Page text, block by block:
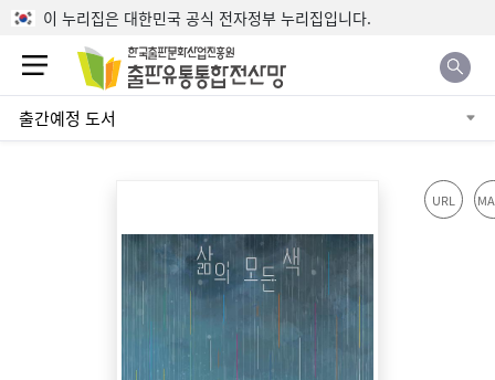
본문으로 바로가기
이 누리집은 대한민국 공식 전자정부 누리집입니다.
출간예정 도서
URL